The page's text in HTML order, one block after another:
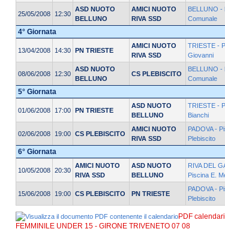
25/05/2008 12:30
ASD NUOTO
BELLUNO
AMICI NUOTO
RIVA SSD
BELLUNO -
Comunale
4° Giornata
13/04/2008 14:30 PN TRIESTE
AMICI NUOTO
RIVA SSD
TRIESTE -
Giovanni
08/06/2008 12:30
ASD NUOTO
BELLUNO
CS PLEBISCITO
BELLUNO -
Comunale
5° Giornata
01/06/2008 17:00 PN TRIESTE
ASD NUOTO
BELLUNO
TRIESTE -
Bianchi
02/06/2008 19:00 CS PLEBISCITO
AMICI NUOTO
RIVA SSD
PADOVA -
Plebiscito
6° Giornata
10/05/2008 20:30
AMICI NUOTO
RIVA SSD
ASD NUOTO
BELLUNO
RIVA DEL
Piscina E.
15/06/2008 19:00 CS PLEBISCITO PN TRIESTE
PADOVA -
Plebiscito
PDF
FEMMINILE UNDER 15 - GIRONE TRIVENETO 07 08